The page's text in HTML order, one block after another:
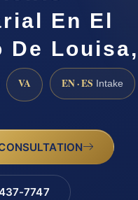
En El
De
VA EN · ES Intake
7747